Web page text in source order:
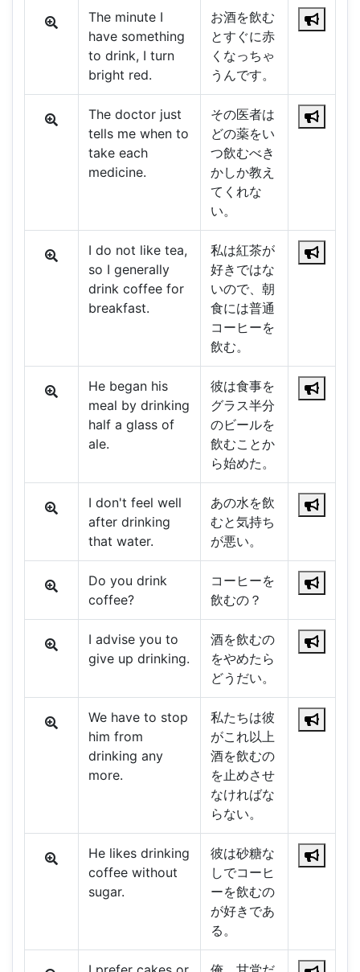
The minute I
have something
to drink, I turn
bright red.
お酒を飲む
とすぐに赤
くなっちゃ
うんです。
The doctor just
tells me when to
take each
medicine.
その医者は
どの薬をい
つ飲むべき
かしか教え
てくれな
い。
I do not like tea,
so I generally
drink coffee for
breakfast.
私は紅茶が
好きではな
いので、朝
食には普通
コーヒーを
飲む。
He began his
meal by drinking
half a glass of
ale.
彼は食事を
グラス半分
のビールを
飲むことか
ら始めた。
I don't feel well
after drinking
that water.
あの水を飲
むと気持ち
が悪い。
Do you drink
coffee?
コーヒーを
飲むの？
I advise you to
give up drinking.
酒を飲むの
をやめたら
どうだい。
We have to stop
him from
drinking any
more.
私たちは彼
がこれ以上
酒を飲むの
を止めさせ
なければな
らない。
He likes drinking
coffee without
sugar.
彼は砂糖な
しでコーヒ
ーを飲むの
が好きであ
る。